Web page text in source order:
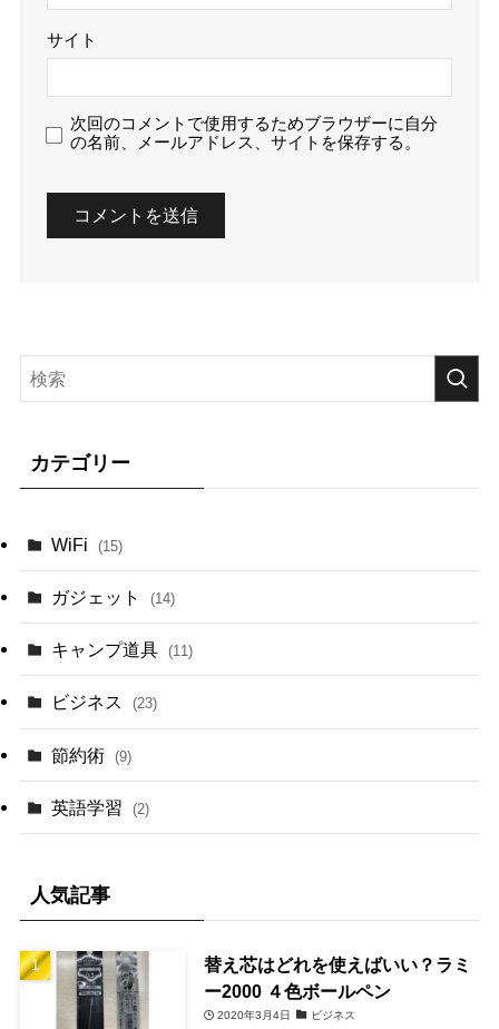
サイト
次回のコメントで使用するためブラウザーに自分
の名前、メールアドレス、サイトを保存する。
カテゴリー
WiFi (15)
ガジェット (14)
キャンプ道具 (11)
ビジネス (23)
節約術 (9)
英語学習 (2)
人気記事
替え芯はどれを使えばいい？ラミ
ー2000 ４色ボールペン
2020年3月4日 ビジネス